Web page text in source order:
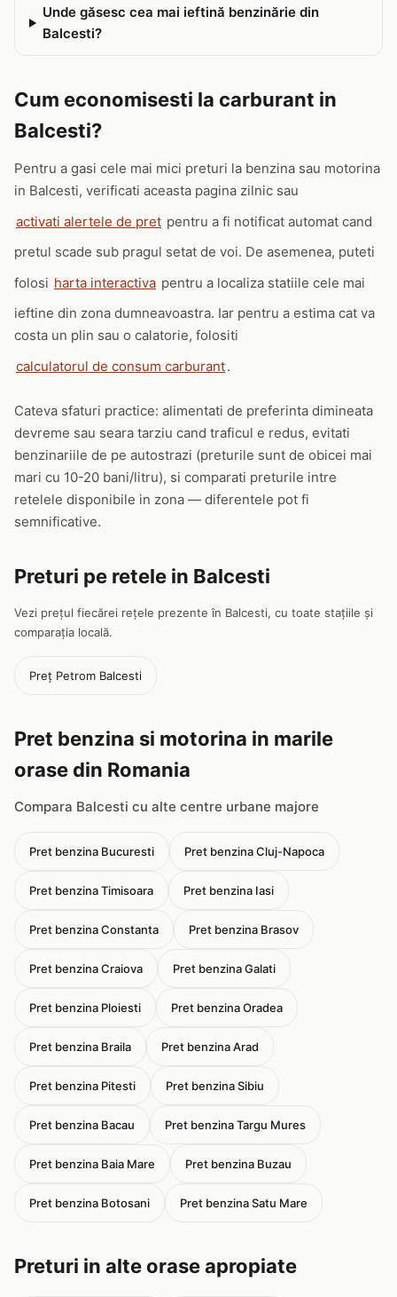
Unde găsesc cea mai ieftină benzinărie din
Balcesti?
Cum economisesti la carburant in
Balcesti?
Pentru a gasi cele mai mici preturi la benzina sau motorina
in Balcesti, verificati aceasta pagina zilnic sau
activati alertele de pret pentru a fi notificat automat cand
pretul scade sub pragul setat de voi. De asemenea, puteti
folosi harta interactiva pentru a localiza statiile cele mai
ieftine din zona dumneavoastra. Iar pentru a estima cat va
costa un plin sau o calatorie, folositi
calculatorul de consum carburant.
Cateva sfaturi practice: alimentati de preferinta dimineata
devreme sau seara tarziu cand traficul e redus, evitati
benzinariile de pe autostrazi (preturile sunt de obicei mai
mari cu 10-20 bani/litru), si comparati preturile intre
retelele disponibile in zona — diferentele pot fi
semnificative.
Preturi pe retele in Balcesti
Vezi prețul fiecărei rețele prezente în Balcesti, cu toate stațiile și
comparația locală.
Preț Petrom Balcesti
Pret benzina si motorina in marile
orase din Romania
Compara Balcesti cu alte centre urbane majore
Pret benzina Bucuresti Pret benzina Cluj-Napoca
Pret benzina Timisoara Pret benzina Iasi
Pret benzina Constanta Pret benzina Brasov
Pret benzina Craiova Pret benzina Galati
Pret benzina Ploiesti Pret benzina Oradea
Pret benzina Braila Pret benzina Arad
Pret benzina Pitesti Pret benzina Sibiu
Pret benzina Bacau Pret benzina Targu Mures
Pret benzina Baia Mare Pret benzina Buzau
Pret benzina Botosani Pret benzina Satu Mare
Preturi in alte orase apropiate